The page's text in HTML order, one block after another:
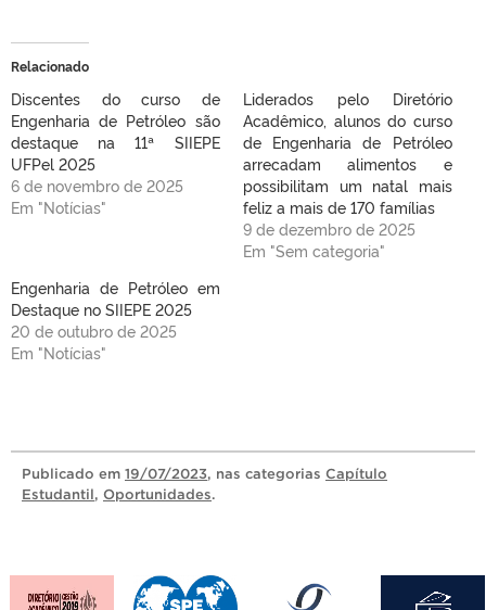
Relacionado
Discentes do curso de
Engenharia de Petróleo são
destaque na 11ª SIIEPE
UFPel 2025
6 de novembro de 2025
Em "Notícias"
Liderados pelo Diretório
Acadêmico, alunos do curso
de Engenharia de Petróleo
arrecadam alimentos e
possibilitam um natal mais
feliz a mais de 170 famílias
9 de dezembro de 2025
Em "Sem categoria"
Engenharia de Petróleo em
Destaque no SIIEPE 2025
20 de outubro de 2025
Em "Notícias"
Publicado em 19/07/2023, nas categorias Capítulo
Estudantil, Oportunidades.